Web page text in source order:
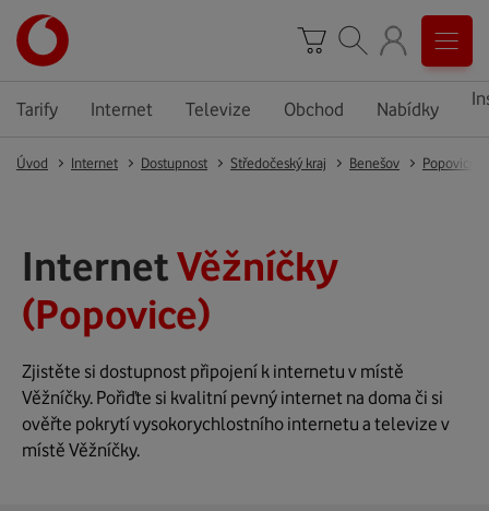
Tarify Internet Televize Obchod Nabídky
Úvod Internet Dostupnost Středočeský kraj Benešov Popovice
InternetVěžníčky
(Popovice)
Zjistěte si dostupnost připojení k internetu v místě
Věžníčky. Pořiďte si kvalitní pevný internet na doma či si
ověřte pokrytí vysokorychlostního internetu a televize v
místě Věžníčky.